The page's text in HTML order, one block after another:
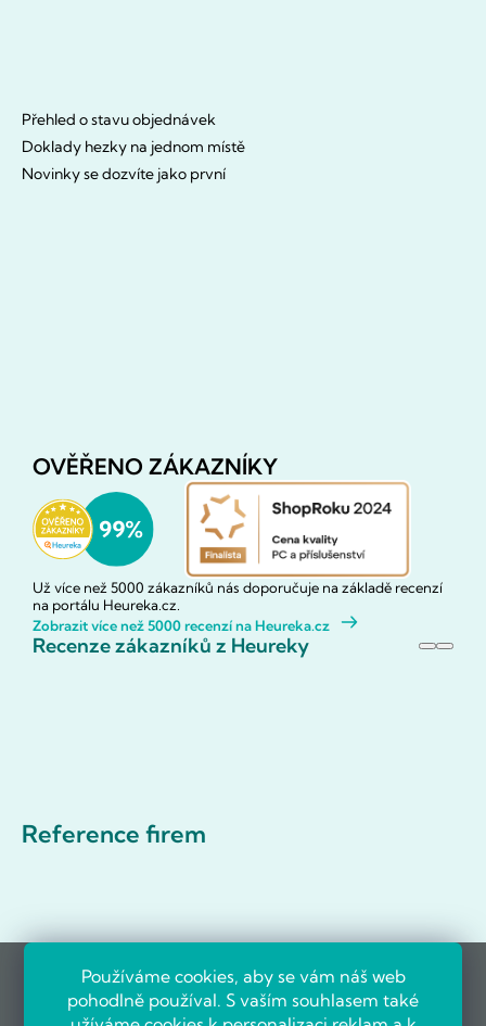
Používáme cookies, aby se vám náš web
pohodlně používal. S vaším souhlasem také
Přehled o stavu objednávek
Doklady hezky na jednom místě
Novinky se dozvíte jako první
OVĚŘENO ZÁKAZNÍKY
Už více než 5000 zákazníků nás doporučuje na základě recenzí
na portálu Heureka.cz.
Zobrazit více než 5000 recenzí na Heureka.cz
Recenze zákazníků z Heureky
Reference firem